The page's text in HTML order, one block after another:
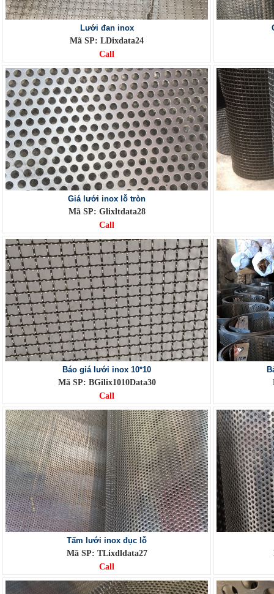
Lưới đan inox
Mã SP: LDixdata24
Call
Giá lưới inox lỗ tròn
Mã SP: Glixltdata28
Call
Báo giá lưới inox 10*10
Mã SP: BGilix1010Data30
Call
Tấm lưới inox đục lỗ
Mã SP: TLixdldata27
Call